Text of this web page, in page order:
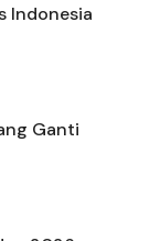
Indonesia
Ganti